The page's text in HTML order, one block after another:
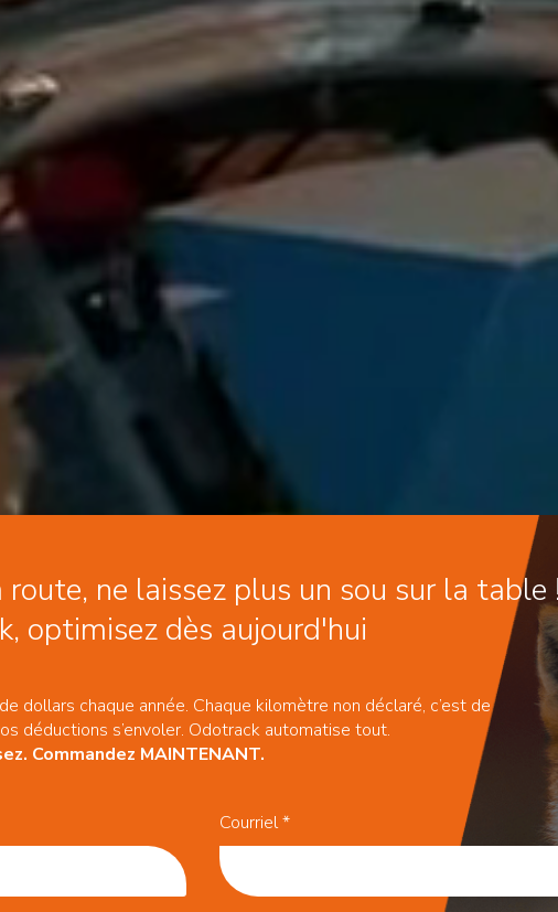
ne laissez plus un sou sur la
optimisez dès aujourd'hui
dollars chaque année. Chaque kilomètre non déclaré, c’est de
déductions s’envoler. Odotrack automatise tout.
Commandez MAINTENANT.
Courriel*